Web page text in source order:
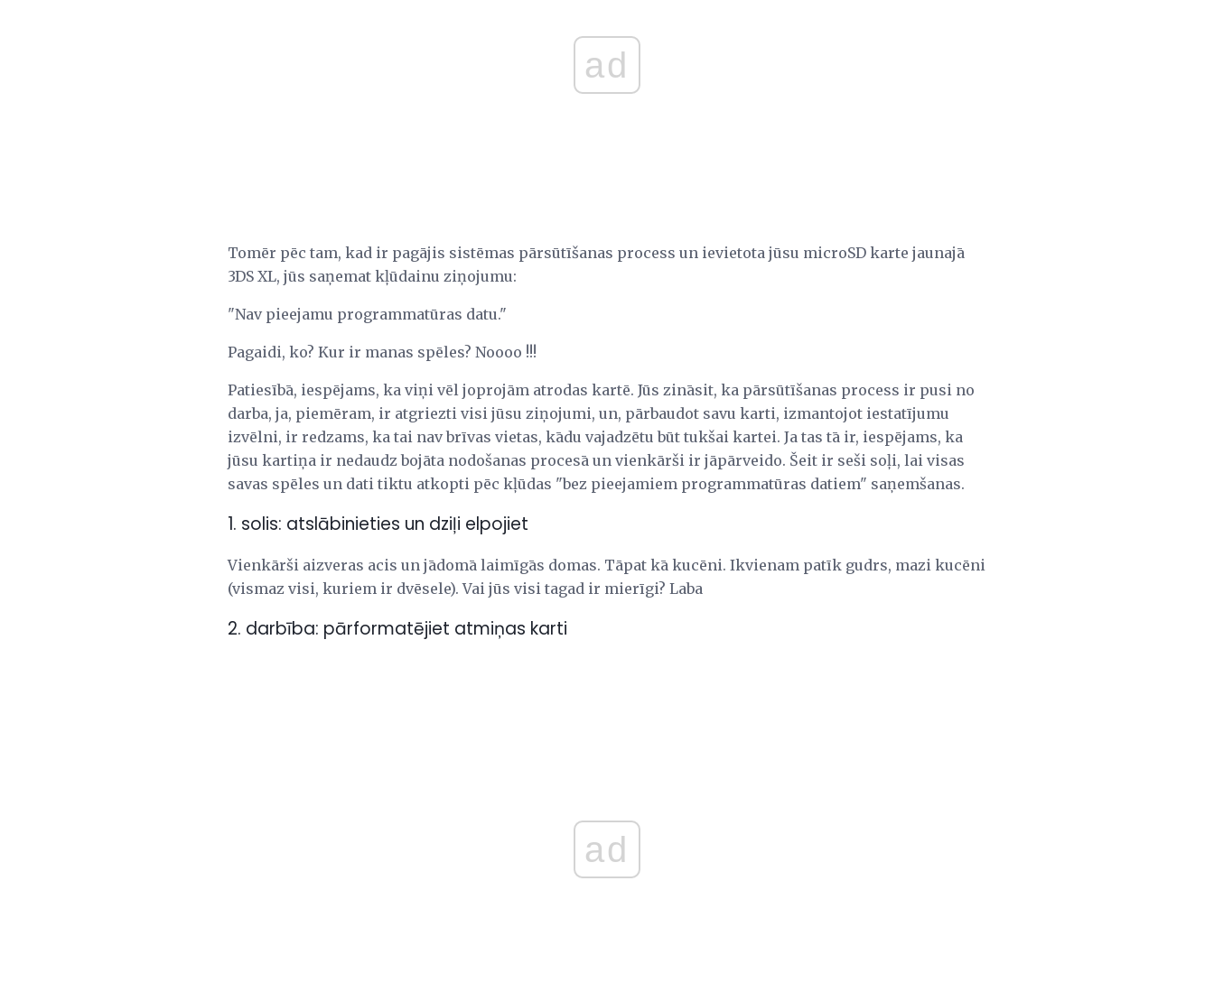
ad
Tomēr pēc tam, kad ir pagājis sistēmas pārsūtīšanas process un ievietota jūsu microSD karte jaunajā
3DS XL, jūs saņemat kļūdainu ziņojumu:
"Nav pieejamu programmatūras datu."
Pagaidi, ko? Kur ir manas spēles? Noooo !!!
Patiesībā, iespējams, ka viņi vēl joprojām atrodas kartē. Jūs zināsit, ka pārsūtīšanas process ir pusi no
darba, ja, piemēram, ir atgriezti visi jūsu ziņojumi, un, pārbaudot savu karti, izmantojot iestatījumu
izvēlni, ir redzams, ka tai nav brīvas vietas, kādu vajadzētu būt tukšai kartei. Ja tas tā ir, iespējams, ka
jūsu kartiņa ir nedaudz bojāta nodošanas procesā un vienkārši ir jāpārveido. Šeit ir seši soļi, lai visas
savas spēles un dati tiktu atkopti pēc kļūdas "bez pieejamiem programmatūras datiem" saņemšanas.
1. solis: atslābinieties un dziļi elpojiet
Vienkārši aizveras acis un jādomā laimīgās domas. Tāpat kā kucēni. Ikvienam patīk gudrs, mazi kucēni
(vismaz visi, kuriem ir dvēsele). Vai jūs visi tagad ir mierīgi? Laba
2. darbība: pārformatējiet atmiņas karti
ad